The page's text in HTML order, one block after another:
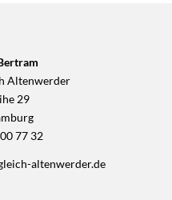
Altenwerder
29
77 32
altenwerder.de